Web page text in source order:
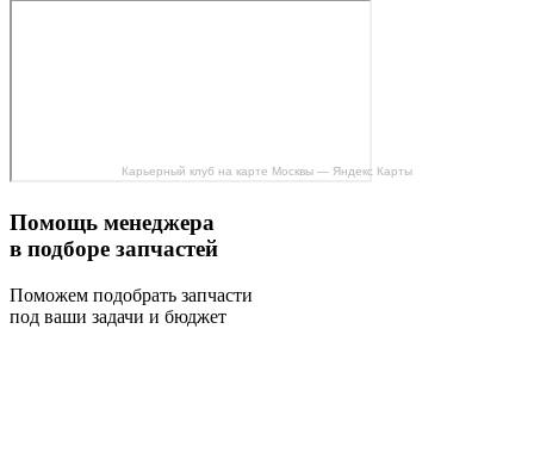
Карьерный клуб на карте Москвы — Яндекс Карты
Помощь менеджера
в подборе запчастей
Поможем подобрать запчасти
под ваши задачи и бюджет